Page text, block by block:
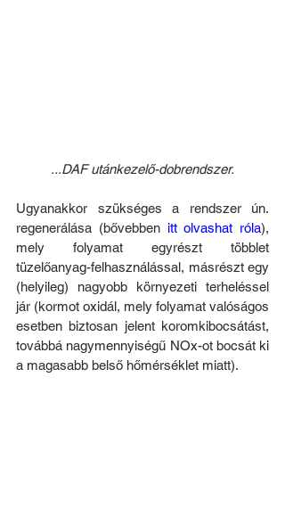
...DAF utánkezelő-dobrendszer.
Ugyanakkor szükséges a rendszer ún.
regenerálása (bővebben itt olvashat róla),
mely folyamat egyrészt többlet
tüzelőanyag-felhasználással, másrészt egy
(helyileg) nagyobb környezeti terheléssel
jár (kormot oxidál, mely folyamat valóságos
esetben biztosan jelent koromkibocsátást,
továbbá nagymennyiségű NOx-ot bocsát ki
a magasabb belső hőmérséklet miatt).